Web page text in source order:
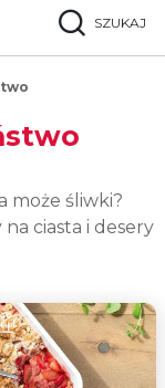
SZUKAJ
może śliwki?
ciasta i desery